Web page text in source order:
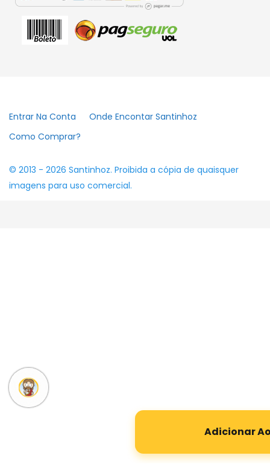
Adicionar
© 2013 - 2026 Santinhoz. Proibida a cópia de quaisquer
imagens para uso comercial.
Entrar Na Conta
Onde Encontar Santinhoz
Como Comprar?